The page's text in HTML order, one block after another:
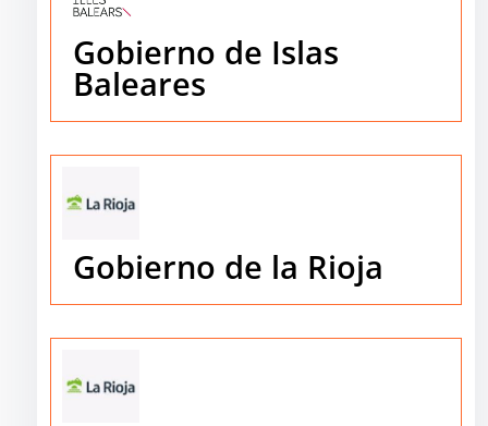
Gobierno de Islas
Baleares
Gobierno de la Rioja